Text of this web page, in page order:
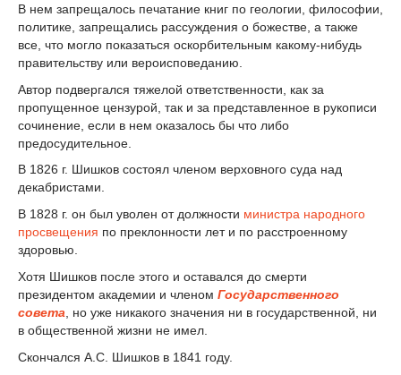
В нем запрещалось печатание книг по геологии, философии,
политике, запрещались рассуждения о божестве, а также
все, что могло показаться оскорбительным какому-нибудь
правительству или вероисповеданию.
Автор подвергался тяжелой ответственности, как за
пропущенное цензурой, так и за представленное в рукописи
сочинение, если в нем оказалось бы что либо
предосудительное.
В 1826 г. Шишков состоял членом верховного суда над
декабристами.
В 1828 г. он был уволен от должности министра народного
просвещения по преклонности лет и по расстроенному
здоровью.
Хотя Шишков после этого и оставался до смерти
президентом академии и членом Государственного
совета , но уже никакого значения ни в государственной, ни
в общественной жизни не имел.
Скончался А.С. Шишков в 1841 году.